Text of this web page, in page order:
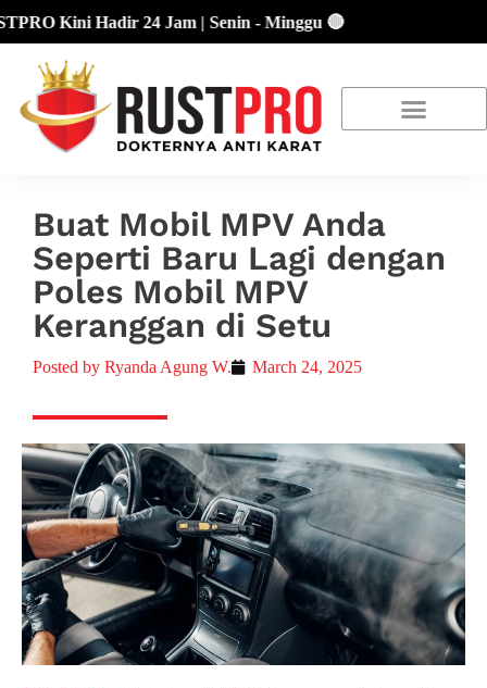
Kini Hadir 24 Jam | Senin - Minggu 🔴
Buat Mobil MPV Anda
Seperti Baru Lagi dengan
Poles Mobil MPV
Keranggan di Setu
Posted by Ryanda Agung W. March 24, 2025